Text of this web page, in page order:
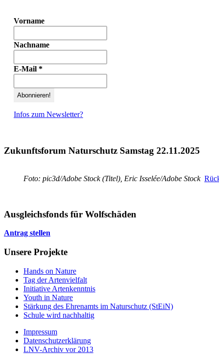
Vorname
Nachname
E-Mail *
Infos zum Newsletter?
Zukunftsforum Naturschutz Samstag 22.11.2025
Foto: pic3d/Adobe Stock (Titel), Eric Isselée/Adobe Stock
Ausgleichsfonds für Wolfschäden
Antrag stellen
Unsere Projekte
Hands on Nature
Tag der Artenvielfalt
Initiative Artenkenntnis
Youth in Nature
Stärkung des Ehrenamts im Naturschutz (StEiN)
Schule wird nachhaltig
Impressum
Datenschutzerklärung
LNV-Archiv vor 2013